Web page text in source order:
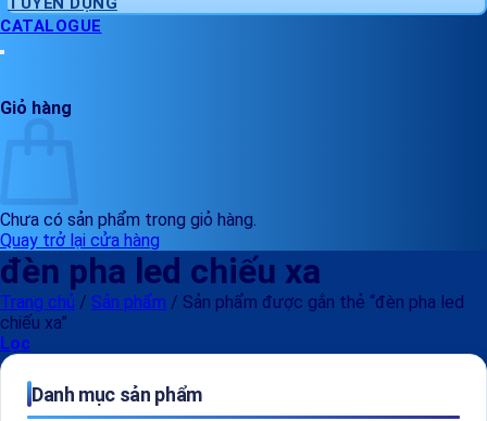
CATALOGUE
Giỏ hàng
Chưa có sản phẩm trong giỏ hàng.
Quay trở lại cửa hàng
đèn pha led chiếu xa
Trang chủ / Sản phẩm / Sản phẩm được gắn thẻ “đèn pha led
chiếu xa”
Lọc
Danh mục sản phẩm